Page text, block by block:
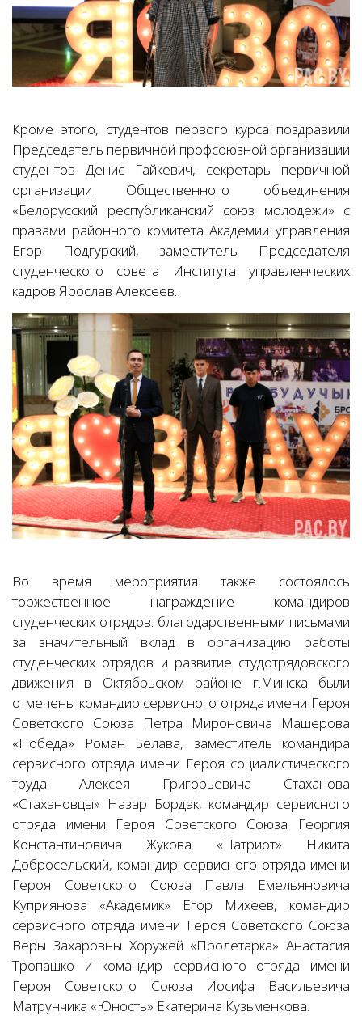
Кроме этого, студентов первого курса поздравили
Председатель первичной профсоюзной организации
студентов Денис Гайкевич, секретарь первичной
организации Общественного объединения
«Белорусский республиканский союз молодежи» с
правами районного комитета Академии управления
Егор Подгурский, заместитель Председателя
студенческого совета Института управленческих
кадров Ярослав Алексеев.
Во время мероприятия также состоялось
торжественное награждение командиров
студенческих отрядов: благодарственными письмами
за значительный вклад в организацию работы
студенческих отрядов и развитие студотрядовского
движения в Октябрьском районе г.Минска были
отмечены командир сервисного отряда имени Героя
Советского Союза Петра Мироновича Машерова
«Победа» Роман Белава, заместитель командира
сервисного отряда имени Героя социалистического
труда Алексея Григорьевича Стаханова
«Стахановцы» Назар Бордак, командир сервисного
отряда имени Героя Советского Союза Георгия
Константиновича Жукова «Патриот» Никита
Добросельский, командир сервисного отряда имени
Героя Советского Союза Павла Емельяновича
Куприянова «Академик» Егор Михеев, командир
сервисного отряда имени Героя Советского Союза
Веры Захаровны Хоружей «Пролетарка» Анастасия
Тропашко и командир сервисного отряда имени
Героя Советского Союза Иосифа Васильевича
Матрунчика «Юность» Екатерина Кузьменкова.